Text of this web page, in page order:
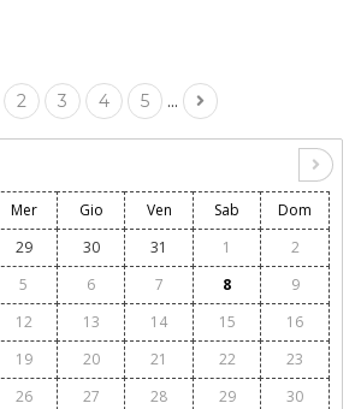
2 3 4 5 ...
Mer Gio Ven Sab
Dom
29 30 31 1
2
5 6 7 8
9
12 13 14 15
16
19 20 21 22
23
26 27 28 29
30